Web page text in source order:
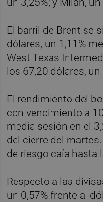
un 3,25%; y Milán, un
El barril de Brent se
dólares, un 1,11%
West Texas
los 67,20 dólares,
El rendimiento del
con vencimiento a
media sesión en el
del cierre del
de riesgo caía hasta
Respecto a las
un 0,57% frente al